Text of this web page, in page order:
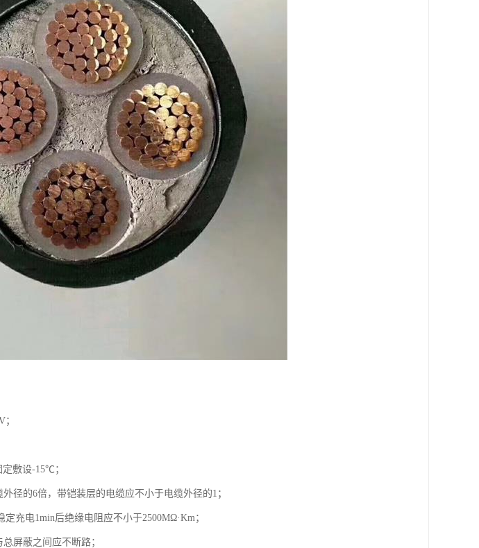
敷设-15℃；
径的6倍，带铠装层的电缆应不小于电缆外径的1；
充电1min后绝缘电阻应不小于2500MΩ·Km；
屏蔽之间应不断路；